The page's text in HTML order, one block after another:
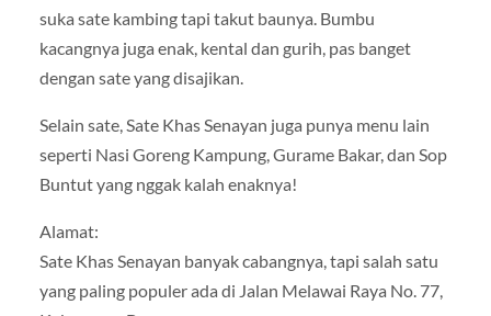
suka sate kambing tapi takut baunya. Bumbu
kacangnya juga enak, kental dan gurih, pas banget
dengan sate yang disajikan.
Selain sate, Sate Khas Senayan juga punya menu lain
seperti Nasi Goreng Kampung, Gurame Bakar, dan Sop
Buntut yang nggak kalah enaknya!
Alamat:
Sate Khas Senayan banyak cabangnya, tapi salah satu
yang paling populer ada di Jalan Melawai Raya No. 77,